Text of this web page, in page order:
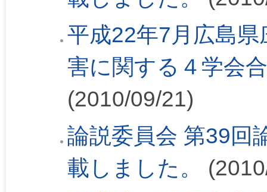
平成22年7月広島
害に関する４学会
(2010/09/21)
論説委員会 第39回
載しました。